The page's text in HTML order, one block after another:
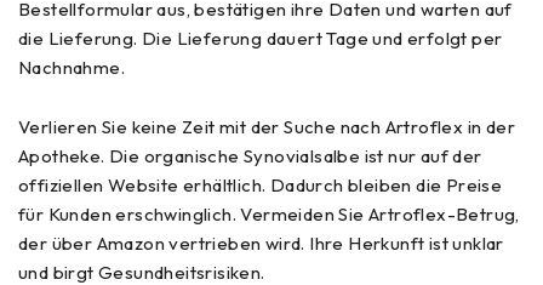
Bestellformular aus, bestätigen ihre Daten und warten auf
die Lieferung. Die Lieferung dauert Tage und erfolgt per
Nachnahme.
Verlieren Sie keine Zeit mit der Suche nach Artroflex in der
Apotheke. Die organische Synovialsalbe ist nur auf der
offiziellen Website erhältlich. Dadurch bleiben die Preise
für Kunden erschwinglich. Vermeiden Sie Artroflex-Betrug,
der über Amazon vertrieben wird. Ihre Herkunft ist unklar
und birgt Gesundheitsrisiken.